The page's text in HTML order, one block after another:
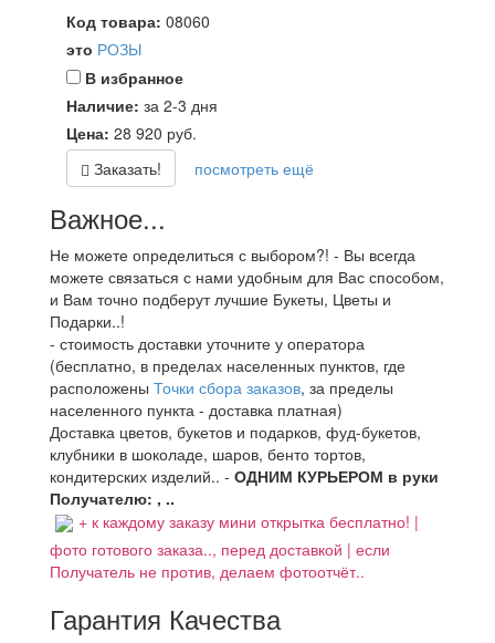
Код товара: 08060
это РОЗЫ
В избранное
Наличие: за 2-3 дня
Цена: 28 920 руб.
Заказать!
посмотреть ещё
Важное...
Не можете определиться с выбором?! - Вы всегда
можете связаться с нами удобным для Вас способом,
и Вам точно подберут лучшие Букеты, Цветы и
Подарки..!
- стоимость доставки уточните у оператора
(бесплатно, в пределах населенных пунктов, где
расположены Точки сбора заказов, за пределы
населенного пункта - доставка платная)
Доставка цветов, букетов и подарков, фуд-букетов,
клубники в шоколаде, шаров, бенто тортов,
кондитерских изделий.. - ОДНИМ КУРЬЕРОМ в руки
Получателю: , ..
+ к каждому заказу мини открытка бесплатно! |
фото готового заказа.., перед доставкой | если
Получатель не против, делаем фотоотчёт..
Гарантия Качества